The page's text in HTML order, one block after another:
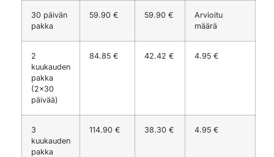
30 päivän
pakka
59.90 € 59.90 €
Arvioitu
määrä
2
kuukauden
pakka
(2×30
päivää)
84.85 € 42.42 € 4.95 €
3
kuukauden
pakka
114.90 € 38.30 € 4.95 €